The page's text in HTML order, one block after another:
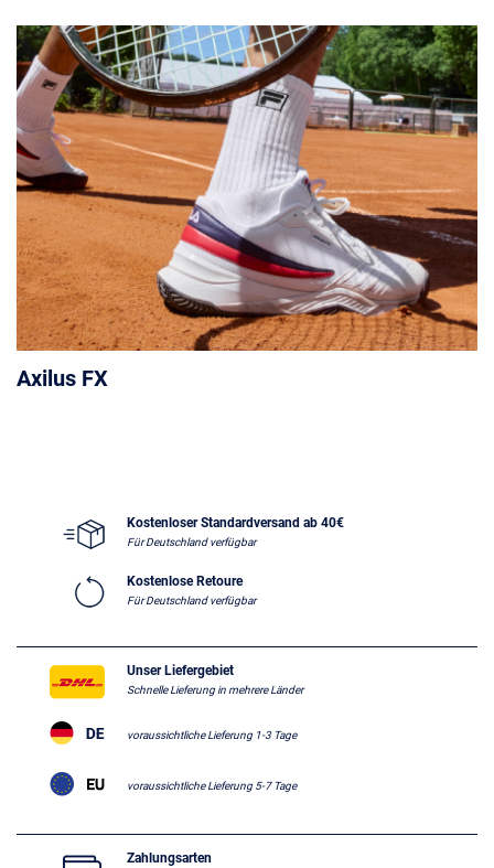
Axilus FX
Kostenloser Standardversand ab 40€
Für Deutschland verfügbar
Kostenlose Retoure
Für Deutschland verfügbar
Unser Liefergebiet
Schnelle Lieferung in mehrere Länder
voraussichtliche Lieferung 1-3 Tage
voraussichtliche Lieferung 5-7 Tage
Zahlungsarten